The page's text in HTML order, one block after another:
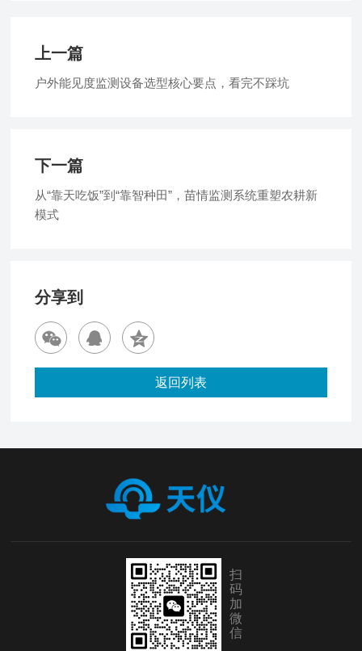
上一篇
户外能见度监测设备选型核心要点，看完不踩坑
下一篇
从“靠天吃饭”到“靠智种田”，苗情监测系统重塑农耕新
模式
分享到
返回列表
扫
码
加
微
信